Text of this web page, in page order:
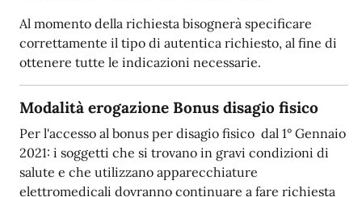
Al momento della richiesta bisognerà specificare
correttamente il tipo di autentica richiesto, al fine di
ottenere tutte le indicazioni necessarie.
Modalità erogazione Bonus disagio fisico
Per l'accesso al bonus per disagio fisico dal 1° Gennaio
2021: i soggetti che si trovano in gravi condizioni di
salute e che utilizzano apparecchiature
elettromedicali dovranno continuare a fare richiesta